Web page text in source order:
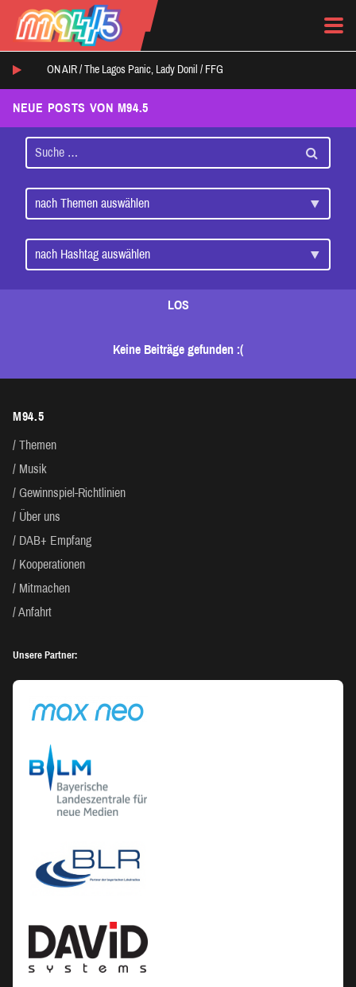
ON AIR / The Lagos Panic, Lady Donil / FFG
NEUE POSTS VON M94.5
LOS
Keine Beiträge gefunden :(
M94.5
Themen
Musik
Gewinnspiel-Richtlinien
Über uns
DAB+ Empfang
Kooperationen
Mitmachen
Anfahrt
Unsere Partner: